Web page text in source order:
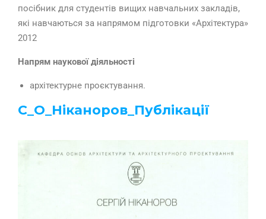
посібник для студентів вищих навчальних закладів,
які навчаються за напрямом підготовки «Архітектура»
2012
Напрям наукової діяльності
архітектурне проєктування.
С_О_Ніканоров_Публікації